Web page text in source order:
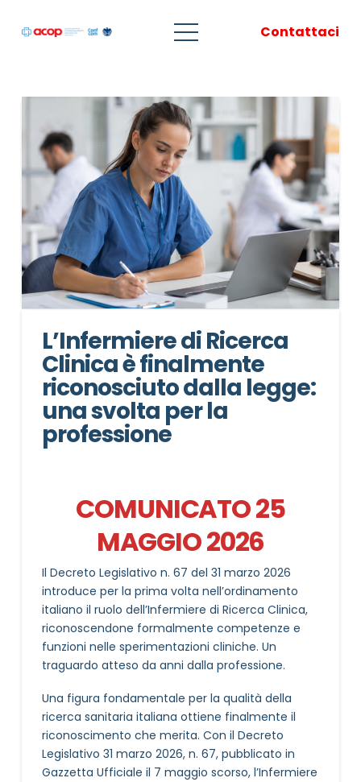
Contattaci
L’Infermiere di Ricerca
Clinica è finalmente
riconosciuto dalla legge:
una svolta per la
professione
COMUNICATO 25
MAGGIO 2026
Il Decreto Legislativo n. 67 del 31 marzo 2026
introduce per la prima volta nell’ordinamento
italiano il ruolo dell’Infermiere di Ricerca Clinica,
riconoscendone formalmente competenze e
funzioni nelle sperimentazioni cliniche. Un
traguardo atteso da anni dalla professione.
Una figura fondamentale per la qualità della
ricerca sanitaria italiana ottiene finalmente il
riconoscimento che merita. Con il Decreto
Legislativo 31 marzo 2026, n. 67, pubblicato in
Gazzetta Ufficiale il 7 maggio scorso, l’Infermiere